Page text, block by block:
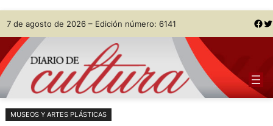
Saltar
al
contenido
Skip
to
content
7 de agosto de 2026 – Edición número: 6141 Facebook Twitter
MUSEOS Y ARTES PLÁSTICAS